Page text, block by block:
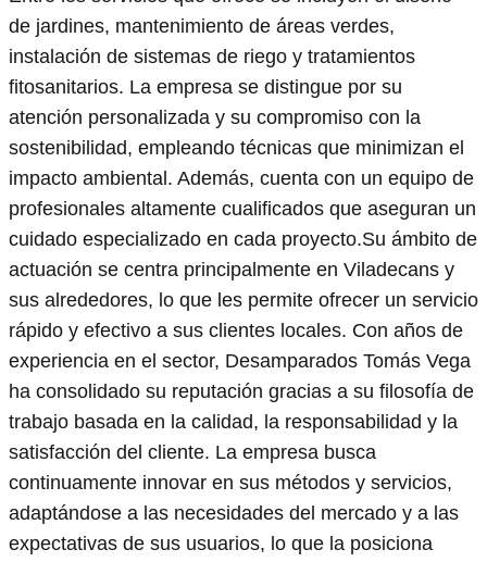
de jardines, mantenimiento de áreas verdes,
instalación de sistemas de riego y tratamientos
fitosanitarios. La empresa se distingue por su
atención personalizada y su compromiso con la
sostenibilidad, empleando técnicas que minimizan el
impacto ambiental. Además, cuenta con un equipo de
profesionales altamente cualificados que aseguran un
cuidado especializado en cada proyecto.Su ámbito de
actuación se centra principalmente en Viladecans y
sus alrededores, lo que les permite ofrecer un servicio
rápido y efectivo a sus clientes locales. Con años de
experiencia en el sector, Desamparados Tomás Vega
ha consolidado su reputación gracias a su filosofía de
trabajo basada en la calidad, la responsabilidad y la
satisfacción del cliente. La empresa busca
continuamente innovar en sus métodos y servicios,
adaptándose a las necesidades del mercado y a las
expectativas de sus usuarios, lo que la posiciona